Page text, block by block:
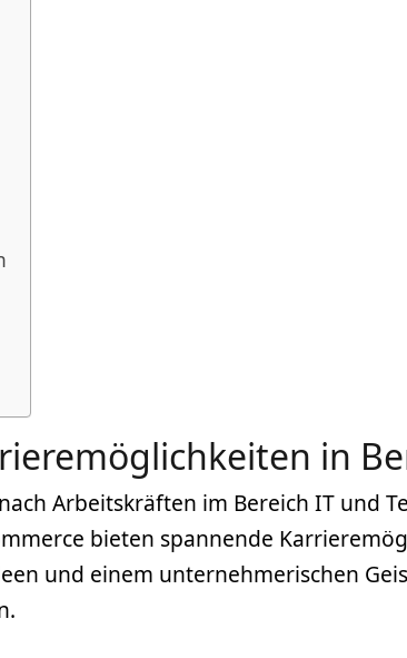
in
Arbeitskräften im Bereich IT und
bieten spannende
und einem unternehmerischen